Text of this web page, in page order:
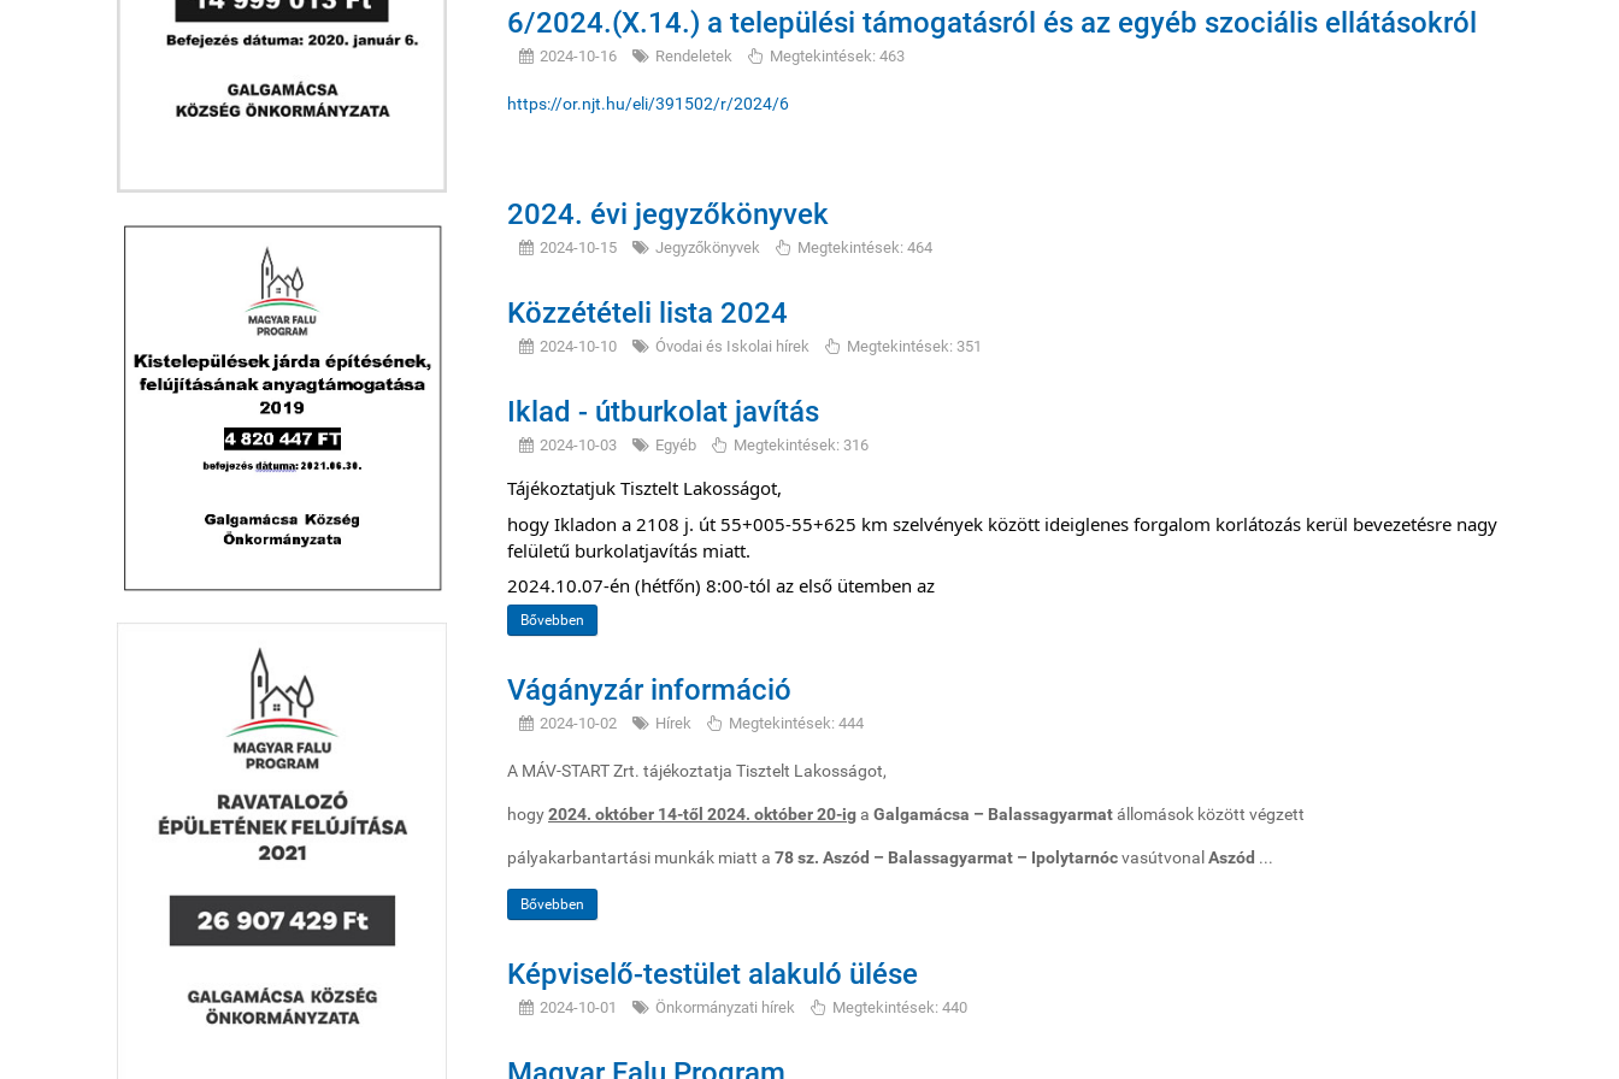
6/2024.(X.14.) a települési támogatásról és az egyéb szociális ellátásokról
2024-10-16 Rendeletek Megtekintések: 463
https://or.njt.hu/eli/391502/r/2024/6
2024. évi jegyzőkönyvek
2024-10-15 Jegyzőkönyvek Megtekintések: 464
Közzétételi lista 2024
2024-10-10 Óvodai és Iskolai hírek Megtekintések: 351
Iklad - útburkolat javítás
2024-10-03 Egyéb Megtekintések: 316
Tájékoztatjuk Tisztelt Lakosságot,
hogy Ikladon a 2108 j. út 55+005-55+625 km szelvények között ideiglenes forgalom korlátozás kerül bevezetésre nagy
felületű burkolatjavítás miatt.
2024.10.07-én (hétfőn) 8:00-tól az első ütemben az
Bővebben
Vágányzár információ
2024-10-02 Hírek Megtekintések: 444
A MÁV-START Zrt. tájékoztatja Tisztelt Lakosságot,
hogy2024. október 14-től 2024. október 20-ig a Galgamácsa – Balassagyarmat állomások között végzett
pályakarbantartási munkák miatt a 78 sz. Aszód – Balassagyarmat – Ipolytarnócvasútvonal Aszód ...
Bővebben
Képviselő-testület alakuló ülése
2024-10-01 Önkormányzati hírek Megtekintések: 440